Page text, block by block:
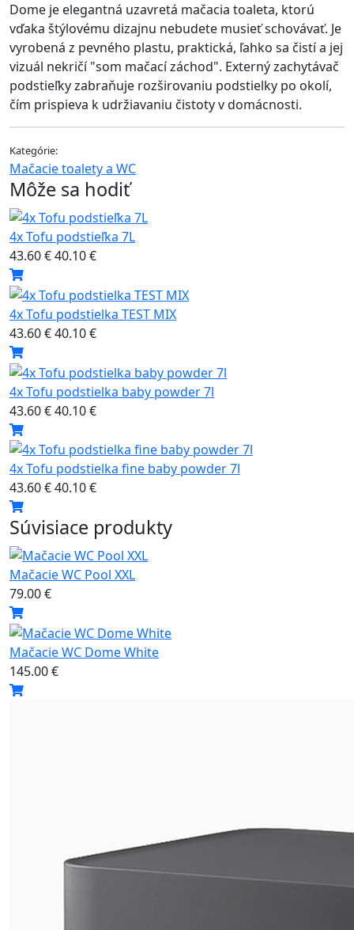
Dome je elegantná uzavretá mačacia toaleta, ktorú
vďaka štýlovému dizajnu nebudete musieť schovávať. Je
vyrobená z pevného plastu, praktická, ľahko sa čistí a jej
vizuál nekričí "som mačací záchod". Externý zachytávač
podstieľky zabraňuje rozširovaniu podstielky po okolí,
čím prispieva k udržiavaniu čistoty v domácnosti.
Kategórie:
Mačacie toalety a WC
Môže sa hodiť
4x Tofu podstieľka 7L
43.60 €40.10 €
4x Tofu podstielka TEST MIX
43.60 €40.10 €
4x Tofu podstielka baby powder 7l
43.60 €40.10 €
4x Tofu podstielka fine baby powder 7l
43.60 €40.10 €
Súvisiace produkty
Mačacie WC Pool XXL
79.00 €
Mačacie WC Dome White
145.00 €